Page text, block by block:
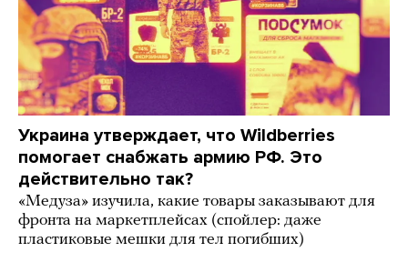
Украина утверждает, что Wildberries
помогает снабжать армию РФ. Это
действительно так?
«Медуза» изучила, какие товары заказывают для
фронта на маркетплейсах (спойлер: даже
пластиковые мешки для тел погибших)